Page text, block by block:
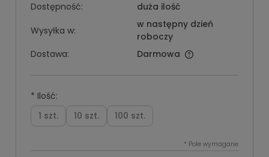
Dostępność:
duża ilość
Wysyłka w:
w następny dzień
roboczy
Dostawa:
Darmowa
* Ilość:
1 szt.
10 szt. 100 szt.
* Pole wymagane